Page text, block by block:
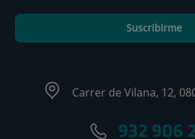
Suscribirme
Carrer de Vilana, 12,
932 906